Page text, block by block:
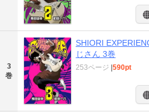
3
巻
SHIORI
じさん 3巻
253ページ |590pt